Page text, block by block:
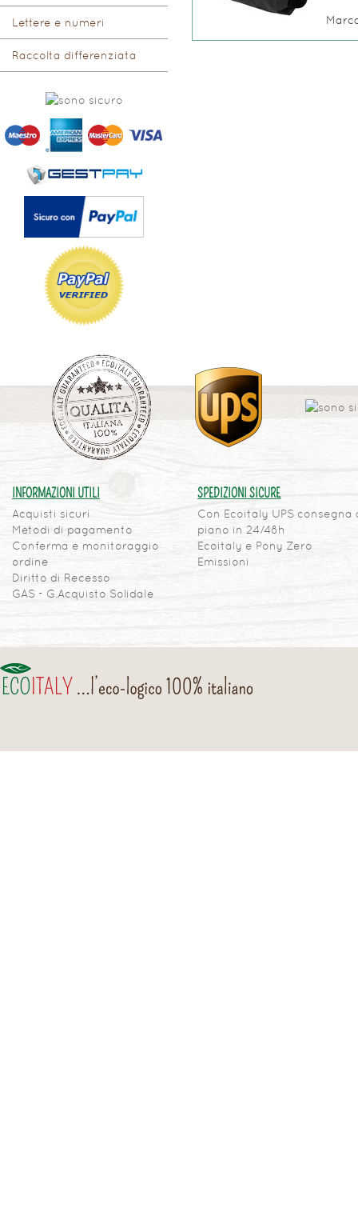
Lettere e numeri
Raccolta differenziata
INFORMAZIONI UTILI
Acquisti sicuri
Metodi di pagamento
Conferma e monitoraggio
ordine
Diritto di Recesso
GAS - G.Acquisto Solidale
SPEDIZIONI SICURE
Con Ecoitaly UPS consegna
piano in 24/48h
Ecoitaly e Pony Zero
Emissioni